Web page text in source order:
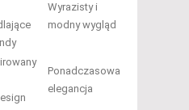
Wyrazisty i
modny wygląd
Ponadczasowa
elegancja